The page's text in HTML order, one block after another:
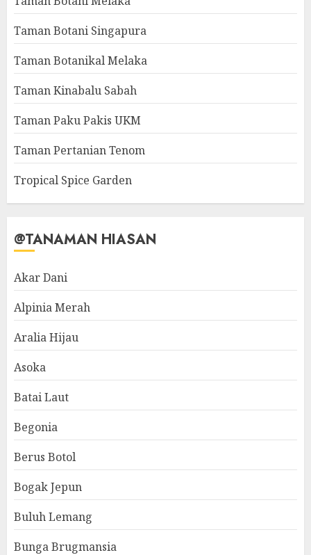
Taman Botani Singapura
Taman Botanikal Melaka
Taman Kinabalu Sabah
Taman Paku Pakis UKM
Taman Pertanian Tenom
Tropical Spice Garden
@TANAMAN HIASAN
Akar Dani
Alpinia Merah
Aralia Hijau
Asoka
Batai Laut
Begonia
Berus Botol
Bogak Jepun
Buluh Lemang
Bunga Brugmansia